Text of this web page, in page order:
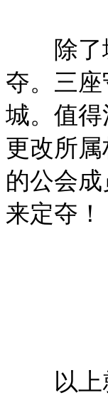
除了城
夺。三
城。值
更改所
的公会
来定夺！
以上就